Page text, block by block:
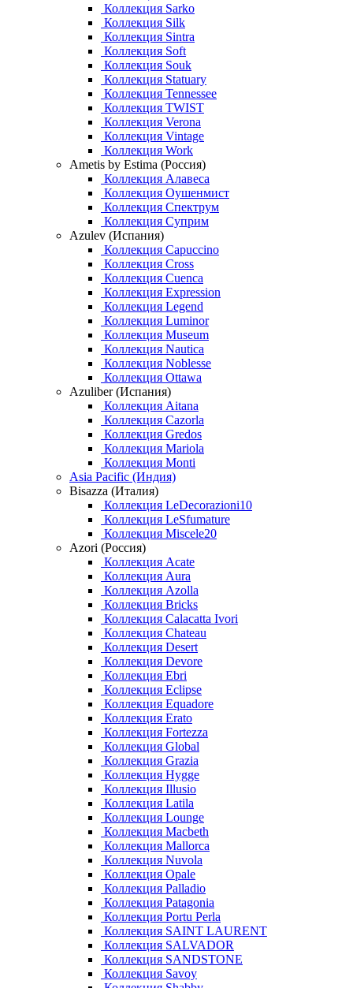
Коллекция Sarko
Коллекция Silk
Коллекция Sintra
Коллекция Soft
Коллекция Souk
Коллекция Statuary
Коллекция Tennessee
Коллекция TWIST
Коллекция Verona
Коллекция Vintage
Коллекция Work
Ametis by Estima (Россия)
Коллекция Алавеса
Коллекция Оушенмист
Коллекция Спектрум
Коллекция Суприм
Azulev (Испания)
Коллекция Capuccino
Коллекция Cross
Коллекция Cuenca
Коллекция Expression
Коллекция Legend
Коллекция Luminor
Коллекция Museum
Коллекция Nautica
Коллекция Noblesse
Коллекция Ottawa
Azuliber (Испания)
Коллекция Aitana
Коллекция Cazorla
Коллекция Gredos
Коллекция Mariola
Коллекция Monti
Asia Pacific (Индия)
Bisazza (Италия)
Коллекция LeDecorazioni10
Коллекция LeSfumature
Коллекция Miscele20
Azori (Россия)
Коллекция Acate
Коллекция Aura
Коллекция Azolla
Коллекция Bricks
Коллекция Calacatta Ivori
Коллекция Chateau
Коллекция Desert
Коллекция Devore
Коллекция Ebri
Коллекция Eclipse
Коллекция Equadore
Коллекция Erato
Коллекция Fortezza
Коллекция Global
Коллекция Grazia
Коллекция Hygge
Коллекция Illusio
Коллекция Latila
Коллекция Lounge
Коллекция Macbeth
Коллекция Mallorca
Коллекция Nuvola
Коллекция Opale
Коллекция Palladio
Коллекция Patagonia
Коллекция Portu Perla
Коллекция SAINT LAURENT
Коллекция SALVADOR
Коллекция SANDSTONE
Коллекция Savoy